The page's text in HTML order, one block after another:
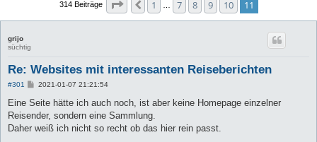
314 Beiträge Seite 11 11
Vorherige
1 7 8 9 10 11
grijo
süchtig
Re: Websites mit interessanten Reiseberichten
#301
B
i
r
a
2021-01-07 21:21:54
Eine Seite hätte ich auch noch, ist aber keine Homepage einzelner
Reisender, sondern eine Sammlung.
Daher weiß ich nicht so recht ob das hier rein passt.